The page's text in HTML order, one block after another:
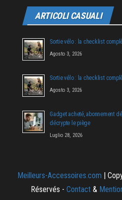
ARTICOLI CASUALI
Sortie vélo : la checklist
Agosto 3, 2026
Sortie vélo : la checklist
Agosto 3, 2026
Gadget acheté, abonnement
décrypte le piège
Luglio 28, 2026
Meilleurs-Accessoires.com |
Réservés - Contact &